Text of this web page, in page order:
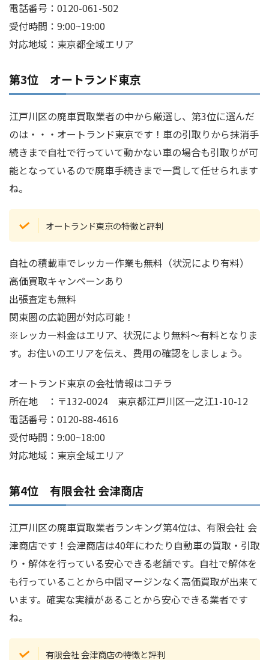
電話番号：0120-061-502
受付時間：9:00~19:00
対応地域：東京都全域エリア
第3位 オートランド東京
江戸川区の廃車買取業者の中から厳選し、第3位に選んだ
のは・・・オートランド東京です！車の引取りから抹消手
続きまで自社で行っていて動かない車の場合も引取りが可
能となっているので廃車手続きまで一貫して任せられます
ね。
オートランド東京の特徴と評判
自社の積載車でレッカー作業も無料（状況により有料）
高価買取キャンペーンあり
出張査定も無料
関東圏の広範囲が対応可能！
※レッカー料金はエリア、状況により無料～有料となりま
す。お住いのエリアを伝え、費用の確認をしましょう。
オートランド東京の会社情報はコチラ
所在地 ：〒132-0024 東京都江戸川区一之江1-10-12
電話番号：0120-88-4616
受付時間：9:00~18:00
対応地域：東京全域エリア
第4位 有限会社 会津商店
江戸川区の廃車買取業者ランキング第4位は、有限会社 会
津商店です！会津商店は40年にわたり自動車の買取・引取
り・解体を行っている安心できる老舗です。自社で解体を
も行っていることから中間マージンなく高価買取が出来て
います。確実な実績があることから安心できる業者です
ね。
有限会社 会津商店の特徴と評判